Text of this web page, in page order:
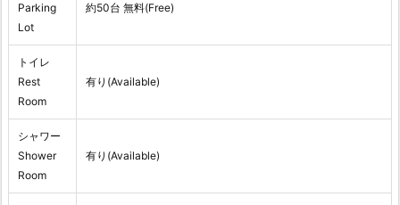
Parking
Lot
約50台 無料(Free)
トイレ
Rest
Room
有り(Available)
シャワー
Shower
Room
有り(Available)